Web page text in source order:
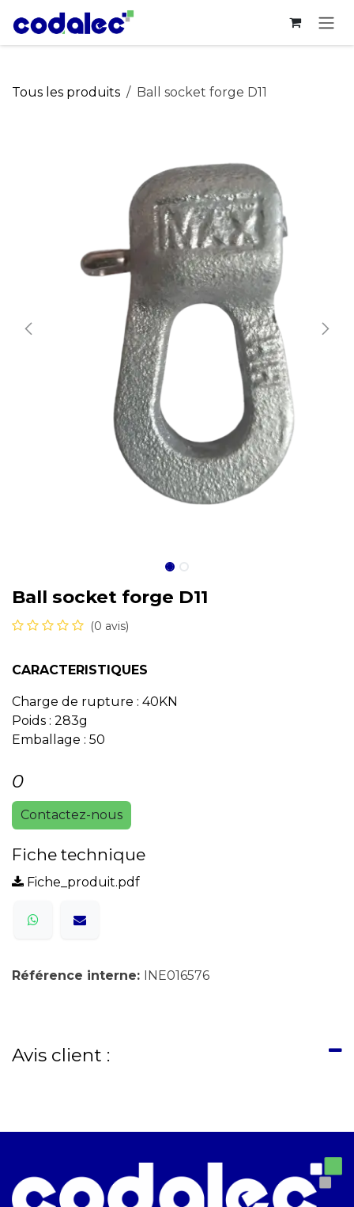
Se rendre au contenu
Tous les produits Ball socket forge D11
Ball socket forge D11
(0 avis)
CARACTERISTIQUES
Charge de rupture : 40KN
Poids : 283g
Emballage : 50
0
Contactez-nous
Fiche technique
Fiche_produit.pdf
Référence interne: INE016576
Avis client :